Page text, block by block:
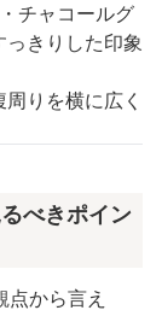
チャコールグ
きりした印象
りを横に広く
べきポイン
から言え